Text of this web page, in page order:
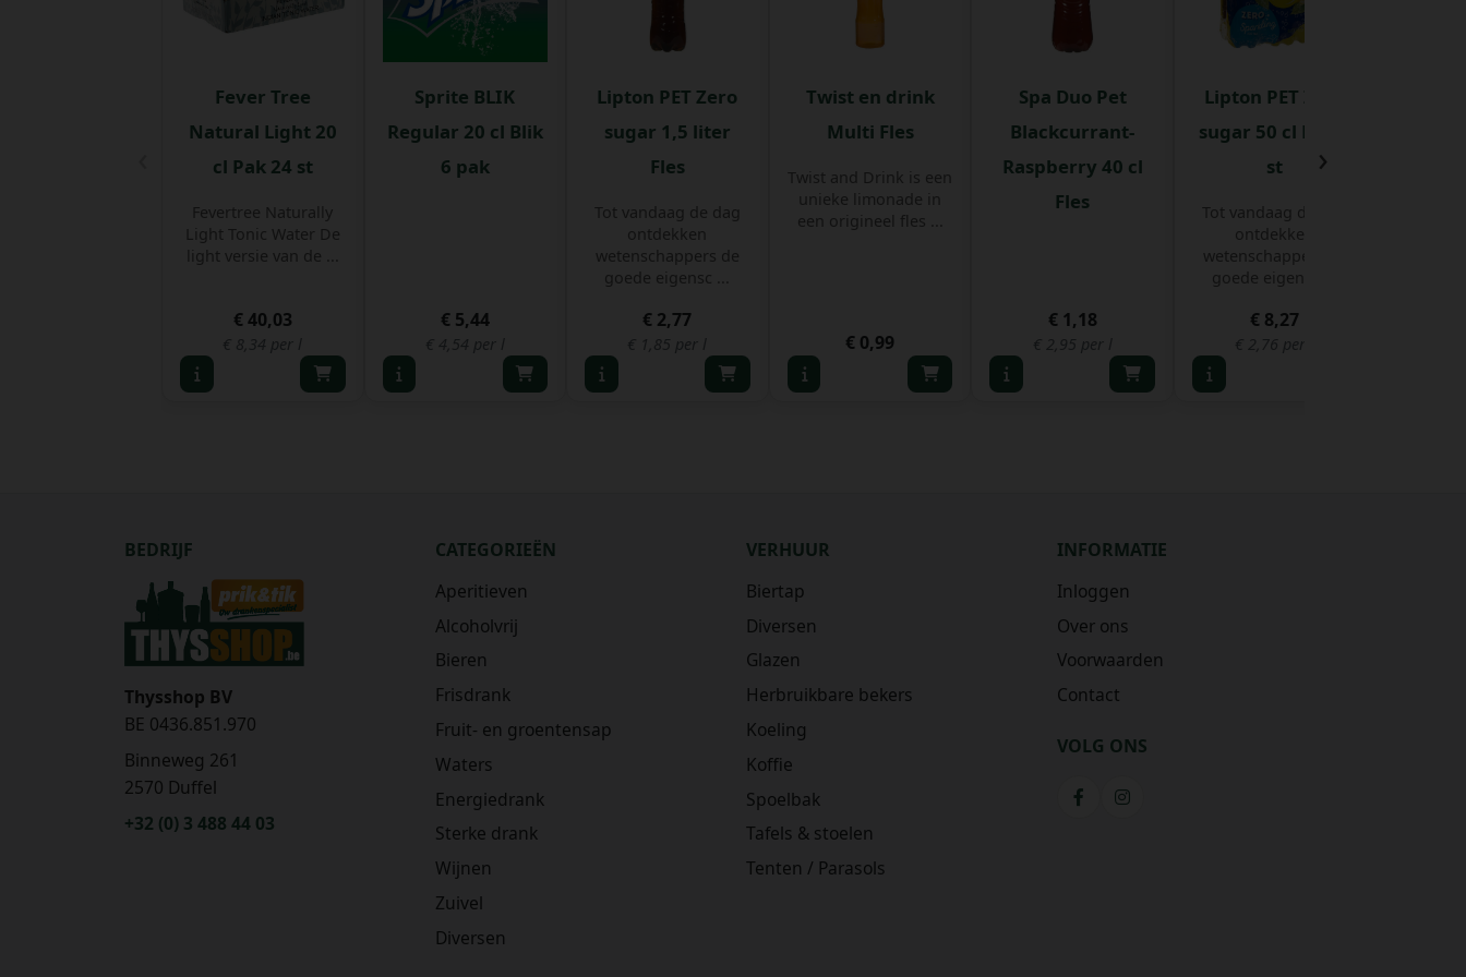
Fever Tree
Natural Light 20
cl Pak 24 st
Fevertree Naturally
Light Tonic Water De
light versie van de ...
€ 40,03
€ 8,34 per l
Sprite BLIK
Regular 20 cl Blik
6 pak
€ 5,44
€ 4,54 per l
Lipton PET Zero
sugar 1,5 liter
Fles
Tot vandaag de dag
ontdekken
wetenschappers de
goede eigensc ...
€ 2,77
€ 1,85 per l
Twist en drink
Multi Fles
Twist and Drink is een
unieke limonade in
een origineel fles ...
€ 0,99
Spa Duo Pet
Blackcurrant-
Raspberry 40 cl
Fles
€ 1,18
€ 2,95 per l
Lipton PET Zero
sugar 50 cl Pak 6
st
Tot vandaag de dag
ontdekken
wetenschappers de
goede eigensc ...
€ 8,27
€ 2,76 per l
›
BEDRIJF
Thysshop BV
BE 0436.851.970
Binneweg 261
2570 Duffel
+32 (0) 3 488 44 03
CATEGORIEËN
Aperitieven
Alcoholvrij
Bieren
Frisdrank
Fruit- en groentensap
Waters
Energiedrank
Sterke drank
Wijnen
Zuivel
Diversen
VERHUUR
Biertap
Diversen
Glazen
Herbruikbare bekers
Koeling
Koffie
Spoelbak
Tafels & stoelen
Tenten / Parasols
INFORMATIE
Inloggen
Over ons
Voorwaarden
Contact
VOLG ONS